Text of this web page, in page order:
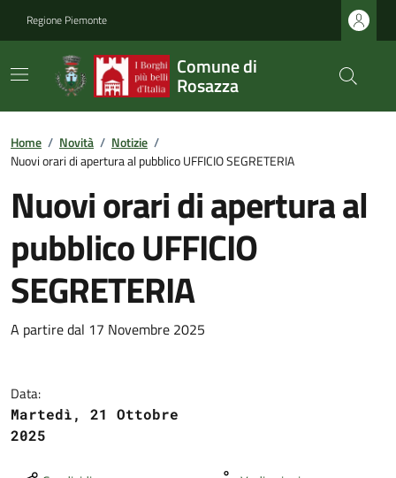
Regione Piemonte
Comune di
Rosazza
Home / Novità / Notizie /
Nuovi orari di apertura al pubblico UFFICIO SEGRETERIA
Nuovi orari di apertura al
pubblico UFFICIO
SEGRETERIA
A partire dal 17 Novembre 2025
Data:
Martedì, 21 Ottobre
2025